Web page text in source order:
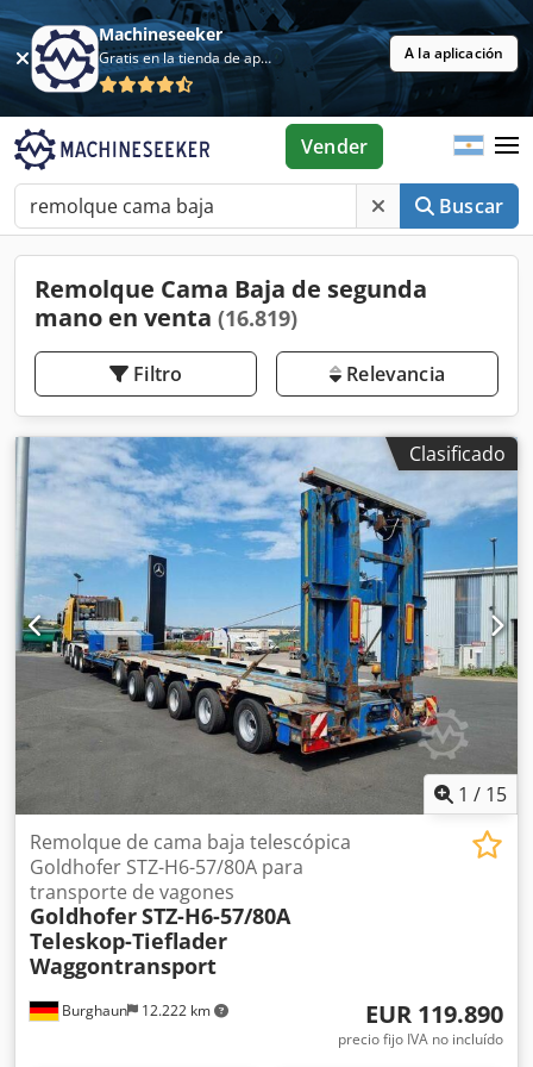
Machineseeker
Gratis en la tienda de aplicaciones A la aplicación
Buscar
Vender
Remolque Cama Baja de segunda
mano en venta (16.819)
Filtro Relevancia
Clasificado
1 / 15
Burghaun 12.222 km
Remolque de cama baja telescópica
Goldhofer STZ-H6-57/80A para
transporte de vagones
GoldhoferSTZ-H6-57/80A
Teleskop-Tieflader
Waggontransport
EUR 119.890
precio fijo IVA no incluído